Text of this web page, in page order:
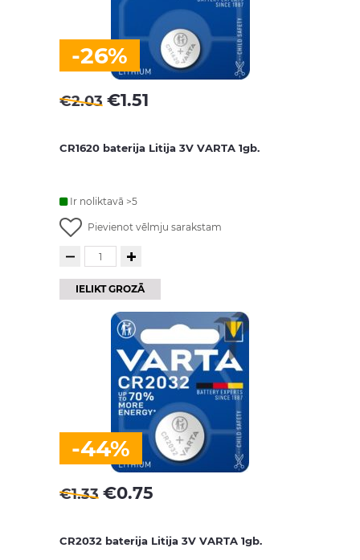
-26%
€2.03 €1.51
CR1620 baterija Litija 3V VARTA 1gb.
Ir noliktavā >5
Pievienot vēlmju sarakstam
IELIKT GROZĀ
-44%
€1.33 €0.75
CR2032 baterija Litija 3V VARTA 1gb.